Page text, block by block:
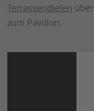
Terrassendielen über
zum Pavillon.